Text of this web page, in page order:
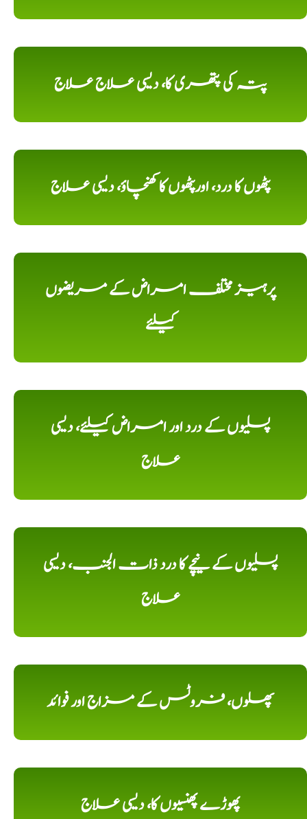
پتہ کی پتھری کا، دیسی علاج علاج
پٹھوں کا درد، اورپٹھوں کا کھنچاؤ، دیسی علاج
پرہیز مختلف امراض کے مریضوں
کیلئے
پسلیوں کے درد اور امراض کیلئے، دیسی
علاج
پسلیوں کے نیچے کا درد ذات الجنب، دیسی
علاج
پھلوں، فروٹس کے مزاج اور فوائد
پھوڑے پھنسیوں کا، دیسی علاج